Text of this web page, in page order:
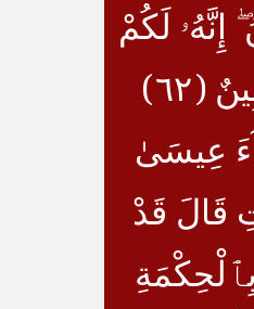
إِنَّهُۥ لَكُمْ
عَدُوٌّ مُّبِينٌ (٦٢)
عِيسَىٰ
قَالَ قَدْ